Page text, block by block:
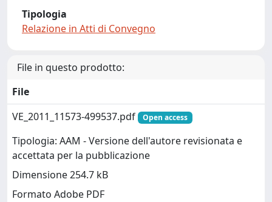
Tipologia
Relazione in Atti di Convegno
File in questo prodotto:
File
VE_2011_11573-499537.pdf
Open access
Tipologia: AAM - Versione dell'autore revisionata e
accettata per la pubblicazione
Dimensione 254.7 kB
Formato Adobe PDF